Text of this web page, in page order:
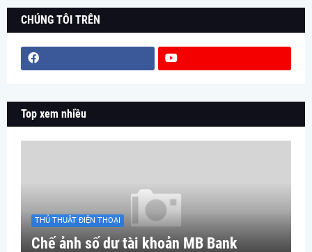
CHÚNG TÔI TRÊN
Top xem nhiều
THỦ THUÂT ĐIỆN THOẠI
Chế ảnh số dư tài khoản MB Bank